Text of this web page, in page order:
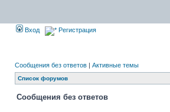
Вход Регистрация
Сообщения без ответов | Активные темы
Список форумов
Сообщения без ответов